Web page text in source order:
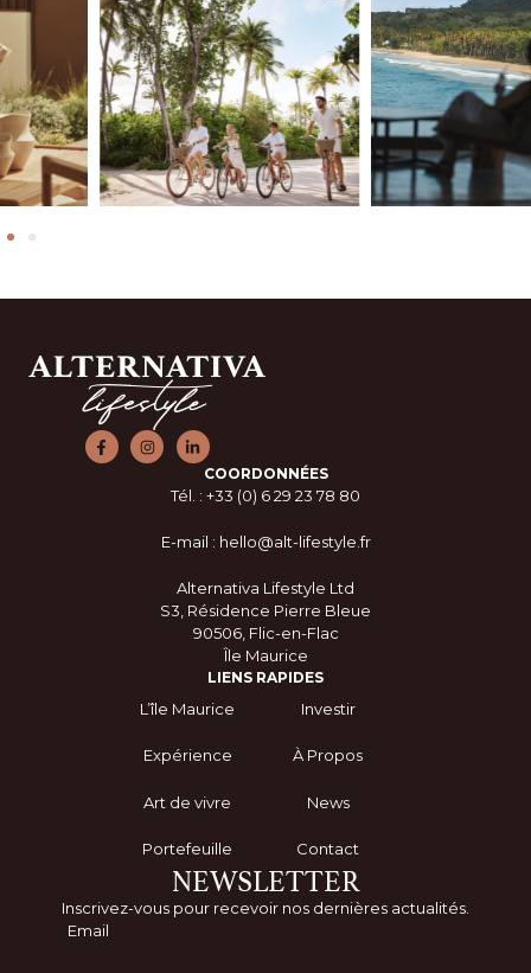
COORDONNÉES
Tél. : +33 (0) 6 29 23 78 80
E-mail : hello@alt-lifestyle.fr
Alternativa Lifestyle Ltd
S3, Résidence Pierre Bleue
90506, Flic-en-Flac
Île Maurice
LIENS RAPIDES
L’île Maurice
Expérience
Art de vivre
Portefeuille
Investir
À Propos
News
Contact
NEWSLETTER
Inscrivez-vous pour recevoir nos dernières actualités.